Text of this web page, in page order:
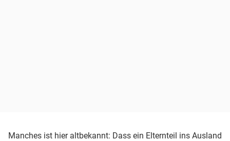
Manches ist hier altbekannt: Dass ein Elternteil ins Ausland